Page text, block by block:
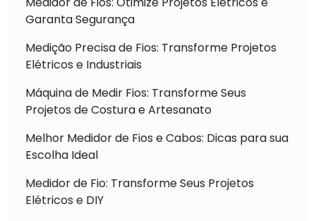
Garanta Segurança
Medição Precisa de Fios: Transforme Projetos
Elétricos e Industriais
Máquina de Medir Fios: Transforme Seus
Projetos de Costura e Artesanato
Melhor Medidor de Fios e Cabos: Dicas para sua
Escolha Ideal
Medidor de Fio: Transforme Seus Projetos
Elétricos e DIY